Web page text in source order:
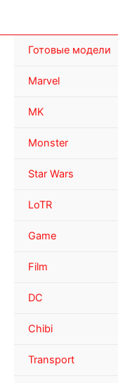
Готовые модели
Marvel
MK
Monster
Star Wars
LoTR
Game
Film
DC
Chibi
Transport